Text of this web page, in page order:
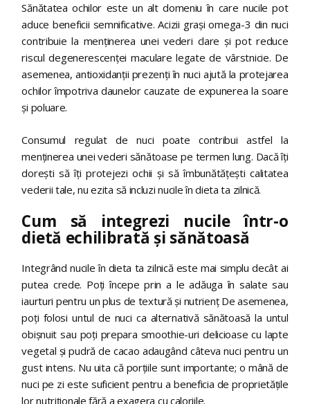
Sănătatea ochilor este un alt domeniu în care nucile pot
aduce beneficii semnificative. Acizii grași omega-3 din nuci
contribuie la menținerea unei vederi clare și pot reduce
riscul degenerescenței maculare legate de vârstnicie. De
asemenea, antioxidanții prezenți în nuci ajută la protejarea
ochilor împotriva daunelor cauzate de expunerea la soare
și poluare.
Consumul regulat de nuci poate contribui astfel la
menținerea unei vederi sănătoase pe termen lung. Dacă îți
dorești să îți protejezi ochii și să îmbunătățești calitatea
vederii tale, nu ezita să incluzi nucile în dieta ta zilnică.
Cum să integrezi nucile într-o
dietă echilibrată și sănătoasă
Integrând nucile în dieta ta zilnică este mai simplu decât ai
putea crede. Poți începe prin a le adăuga în salate sau
iaurturi pentru un plus de textură și nutrienț De asemenea,
poți folosi untul de nuci ca alternativă sănătoasă la untul
obișnuit sau poți prepara smoothie-uri delicioase cu lapte
vegetal și pudră de cacao adaugând câteva nuci pentru un
gust intens. Nu uita că porțiile sunt importante; o mână de
nuci pe zi este suficient pentru a beneficia de proprietățile
lor nutriționale fără a exagera cu caloriile.